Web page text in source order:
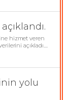
hizmet veren
açıkladı....
yolu